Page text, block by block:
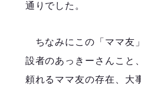
通りでした。
ちなみにこの「ママ友
設者のあっきーさんこと
頼れるママ友の存在、大